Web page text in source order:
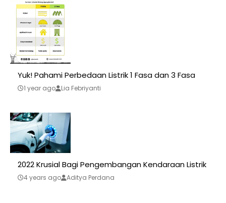
Yuk! Pahami Perbedaan Listrik 1 Fasa dan 3 Fasa
1 year ago Lia Febriyanti
2022 Krusial Bagi Pengembangan Kendaraan Listrik
4 years ago Aditya Perdana